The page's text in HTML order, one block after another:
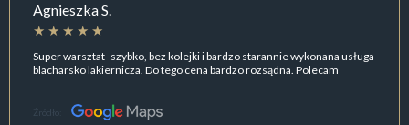
Agnieszka S.
Super warsztat- szybko, bez kolejki i bardzo starannie wykonana usługa
blacharsko lakiernicza. Do tego cena bardzo rozsądna. Polecam
Źródło: